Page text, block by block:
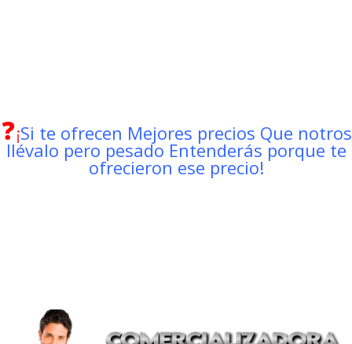
❓¡Si te ofrecen Mejores precios Que notros
llévalo pero pesado Entenderás porque te
ofrecieron ese precio!